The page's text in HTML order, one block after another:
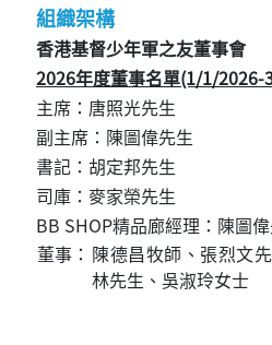
組織架構
香港基督少年軍之友董事會
2026年度董事名單(1/1/
主席：唐照光先生
副主席：陳圖偉先生
書記：胡定邦先生
司庫：麥家榮先生
BB SHOP精品廊經理：陳圖
董事： 陳德昌牧師、張烈文
林先生、吳淑玲女士